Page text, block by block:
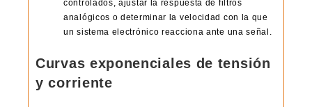
controlados, ajustar la respuesta de filtros
analógicos o determinar la velocidad con la que
un sistema electrónico reacciona ante una señal.
Curvas exponenciales de tensión
y corriente